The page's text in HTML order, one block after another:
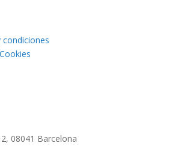
08041 Barcelona